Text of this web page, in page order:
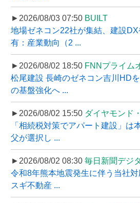
►2026/08/03 07:50 BUILT
地場ゼネコン22社が集結、建設
有：産業動向（2 ...
►2026/08/02 18:50 FNNプライム
松尾建設 長崎のゼネコン吉川HD
の基盤強化へ ...
►2026/08/02 15:50 ダイヤモンド
「相続税対策でアパート建設」
父が選択し ...
►2026/08/02 08:30 毎日新聞デジ
令和8年熊本地震発生に伴う当社
スギ不動産 ...